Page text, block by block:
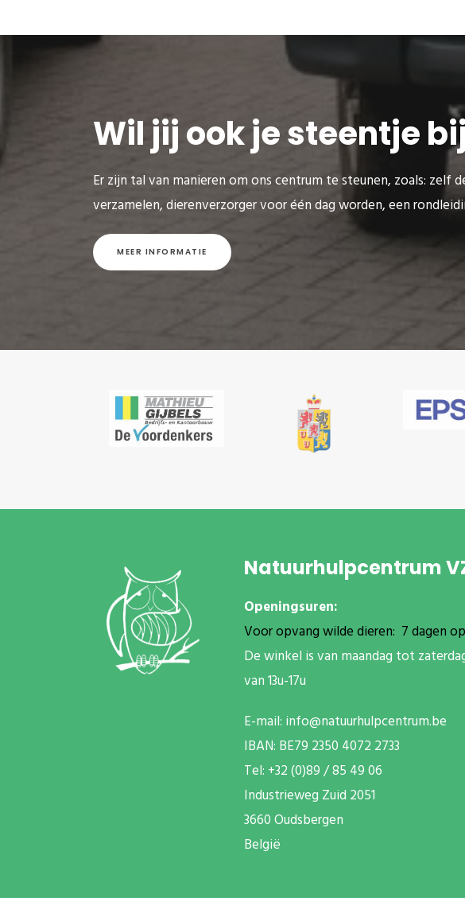
Wil jij ook je steentje
Er zijn tal van manieren om ons centrum te steunen, zoals:
verzamelen, dierenverzorger voor één dag worden, een
MEER INFORMATIE
Natuurhulpcentrum
Openingsuren:
Voor opvang wilde dieren: 7 dagen
De winkel is van maandag tot
van 13u-17u
E-mail: info@natuurhulpcentrum.be
IBAN: BE79 2350 4072 2733
Tel: +32 (0)89 / 85 49 06
Industrieweg Zuid 2051
3660 Oudsbergen
België